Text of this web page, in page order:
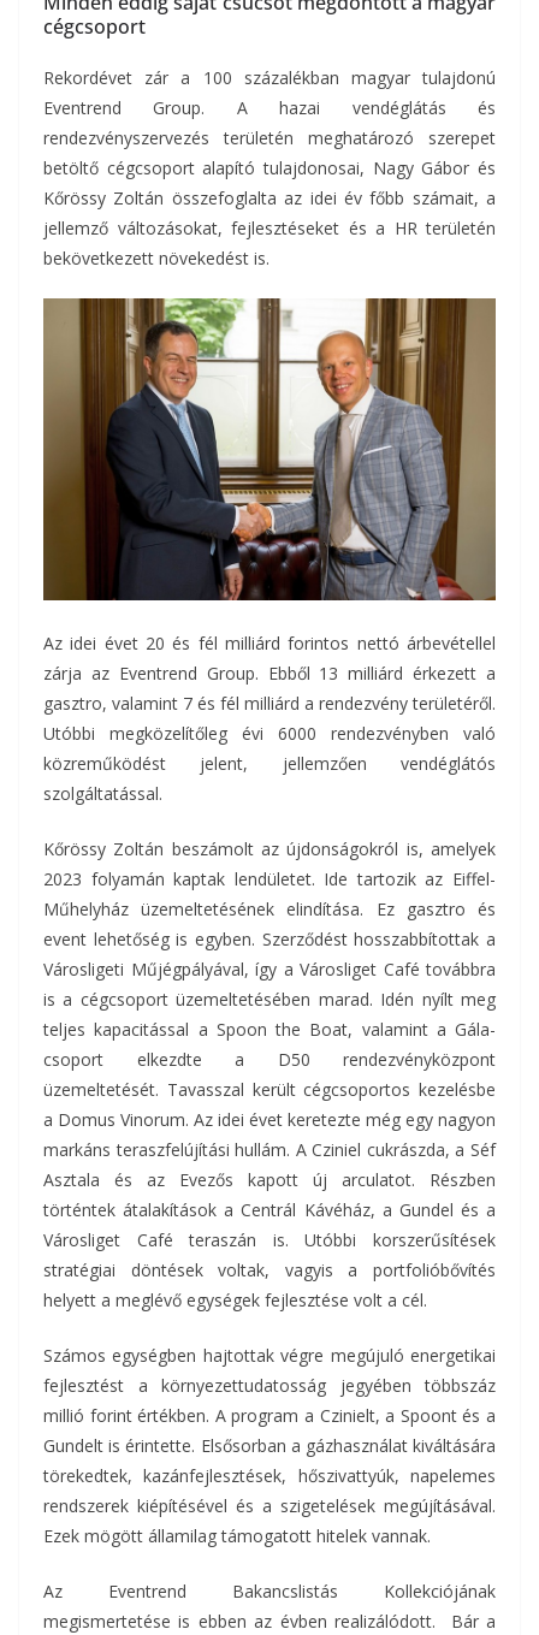
cégcsoport
Rekordévet zár a 100 százalékban magyar tulajdonú
Eventrend Group. A hazai vendéglátás és
rendezvényszervezés területén meghatározó szerepet
betöltő cégcsoport alapító tulajdonosai, Nagy Gábor és
Kőrössy Zoltán összefoglalta az idei év főbb számait, a
jellemző változásokat, fejlesztéseket és a HR területén
bekövetkezett növekedést is.
Az idei évet 20 és fél milliárd forintos nettó árbevétellel
zárja az Eventrend Group. Ebből 13 milliárd érkezett a
gasztro, valamint 7 és fél milliárd a rendezvény területéről.
Utóbbi megközelítőleg évi 6000 rendezvényben való
közreműködést jelent, jellemzően vendéglátós
szolgáltatással.
Kőrössy Zoltán beszámolt az újdonságokról is, amelyek
2023 folyamán kaptak lendületet. Ide tartozik az Eiffel-
Műhelyház üzemeltetésének elindítása. Ez gasztro és
event lehetőség is egyben. Szerződést hosszabbítottak a
Városligeti Műjégpályával, így a Városliget Café továbbra
is a cégcsoport üzemeltetésében marad. Idén nyílt meg
teljes kapacitással a Spoon the Boat, valamint a Gála-
csoport elkezdte a D50 rendezvényközpont
üzemeltetését. Tavasszal került cégcsoportos kezelésbe
a Domus Vinorum. Az idei évet keretezte még egy nagyon
markáns teraszfelújítási hullám. A Cziniel cukrászda, a Séf
Asztala és az Evezős kapott új arculatot. Részben
történtek átalakítások a Centrál Kávéház, a Gundel és a
Városliget Café teraszán is. Utóbbi korszerűsítések
stratégiai döntések voltak, vagyis a portfolióbővítés
helyett a meglévő egységek fejlesztése volt a cél.
Számos egységben hajtottak végre megújuló energetikai
fejlesztést a környezettudatosság jegyében többszáz
millió forint értékben. A program a Czinielt, a Spoont és a
Gundelt is érintette. Elsősorban a gázhasználat kiváltására
törekedtek, kazánfejlesztések, hőszivattyúk, napelemes
rendszerek kiépítésével és a szigetelések megújításával.
Ezek mögött államilag támogatott hitelek vannak.
Az Eventrend Bakancslistás Kollekciójának
megismertetése is ebben az évben realizálódott. Bár a